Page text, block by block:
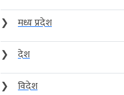
❯
मध्य प्रदेश
❯
देश
❯
विदेश